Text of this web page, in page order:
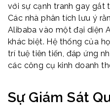
với sự cạnh tranh gay gắt
Các nhà phân tích lưu ý
Alibaba vào một đại diện
khác biệt. Hệ thống của
trí tuệ tiên tiến, đáp ứng
các công cụ kinh doanh
Sự Giám Sát